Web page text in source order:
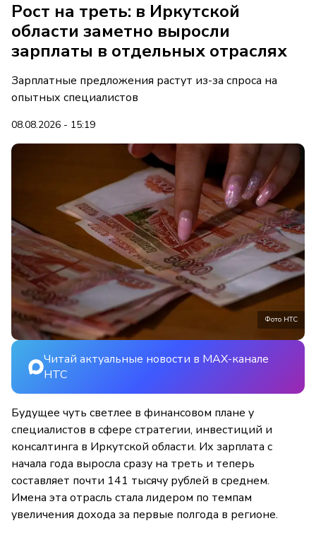
Рост на треть: в Иркутской
области заметно выросли
зарплаты в отдельных отраслях
Зарплатные предложения растут из-за спроса на
опытных специалистов
08.08.2026 - 15:19
Фото НТС
Читай актуальные новости в MAX-канале
НТС
Будущее чуть светлее в финансовом плане у
специалистов в сфере стратегии, инвестиций и
консалтинга в Иркутской области. Их зарплата с
начала года выросла сразу на треть и теперь
составляет почти 141 тысячу рублей в среднем.
Имена эта отрасль стала лидером по темпам
увеличения дохода за первые полгода в регионе.